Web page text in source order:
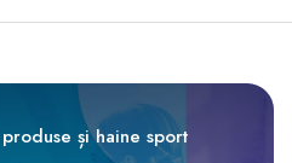
și haine sport